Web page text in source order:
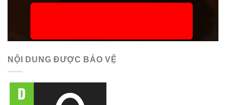
NỘI DUNG ĐƯỢC BẢO VỆ